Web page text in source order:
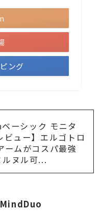
ング
ベーシック モニタ
ビュー】エルゴトロ
ームがコスパ最強
ヌル可...